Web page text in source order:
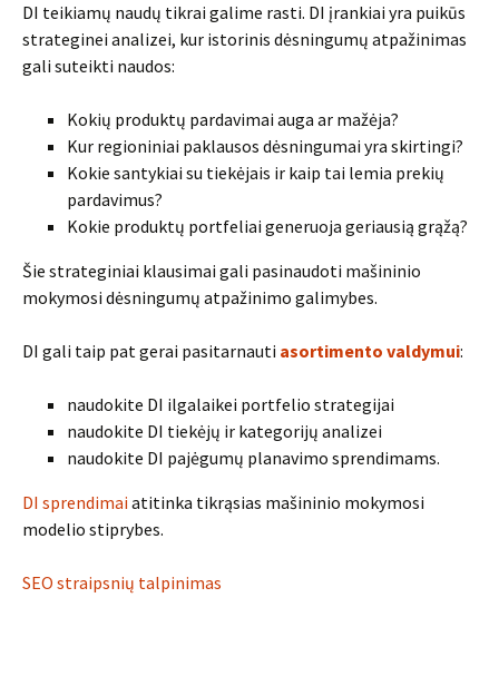
DI teikiamų naudų tikrai galime rasti. DI įrankiai yra puikūs
strateginei analizei, kur istorinis dėsningumų atpažinimas
gali suteikti naudos:
Kokių produktų pardavimai auga ar mažėja?
Kur regioniniai paklausos dėsningumai yra skirtingi?
Kokie santykiai su tiekėjais ir kaip tai lemia prekių
pardavimus?
Kokie produktų portfeliai generuoja geriausią grąžą?
Šie strateginiai klausimai gali pasinaudoti mašininio
mokymosi dėsningumų atpažinimo galimybes.
DI gali taip pat gerai pasitarnauti asortimento valdymui:
naudokite DI ilgalaikei portfelio strategijai
naudokite DI tiekėjų ir kategorijų analizei
naudokite DI pajėgumų planavimo sprendimams.
DI sprendimaiatitinka tikrąsias mašininio mokymosi
modelio stiprybes.
SEO straipsnių talpinimas